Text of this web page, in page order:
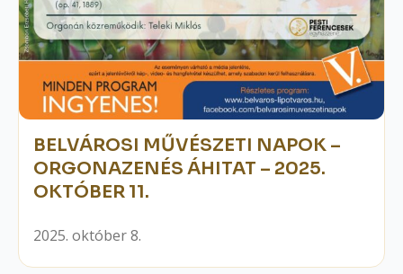
BELVÁROSI MŰVÉSZETI NAPOK –
ORGONAZENÉS ÁHITAT – 2025.
OKTÓBER 11.
2025. október 8.